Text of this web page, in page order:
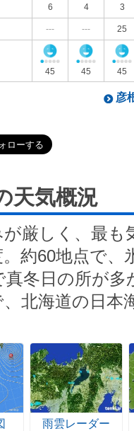
6 4 3
--- --- 25
45 45 45
彦
天気概況
厳しく、最も
約60地点で、
冬日の所が
北海道の日本
雨雲レーダー